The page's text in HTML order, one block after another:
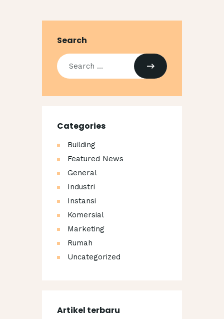
Search
Categories
Building
Featured News
General
Industri
Instansi
Komersial
Marketing
Rumah
Uncategorized
Artikel terbaru